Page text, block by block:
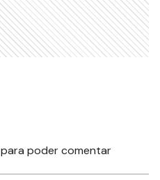
para poder comentar